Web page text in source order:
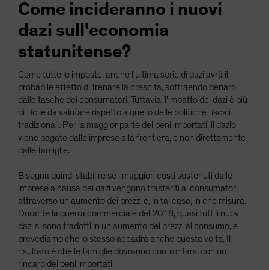
Come incideranno i nuovi
dazi sull'economia
statunitense?
Come tutte le imposte, anche l'ultima serie di dazi avrà il
probabile effetto di frenare la crescita, sottraendo denaro
dalle tasche dei consumatori. Tuttavia, l'impatto dei dazi è più
difficile da valutare rispetto a quello delle politiche fiscali
tradizionali. Per la maggior parte dei beni importati, il dazio
viene pagato dalle imprese alla frontiera, e non direttamente
dalle famiglie.
Bisogna quindi stabilire se i maggiori costi sostenuti dalle
imprese a causa dei dazi vengono trasferiti ai consumatori
attraverso un aumento dei prezzi e, in tal caso, in che misura.
Durante la guerra commerciale del 2018, quasi tutti i nuovi
dazi si sono tradotti in un aumento dei prezzi al consumo, e
prevediamo che lo stesso accadrà anche questa volta. Il
risultato è che le famiglie dovranno confrontarsi con un
rincaro dei beni importati.